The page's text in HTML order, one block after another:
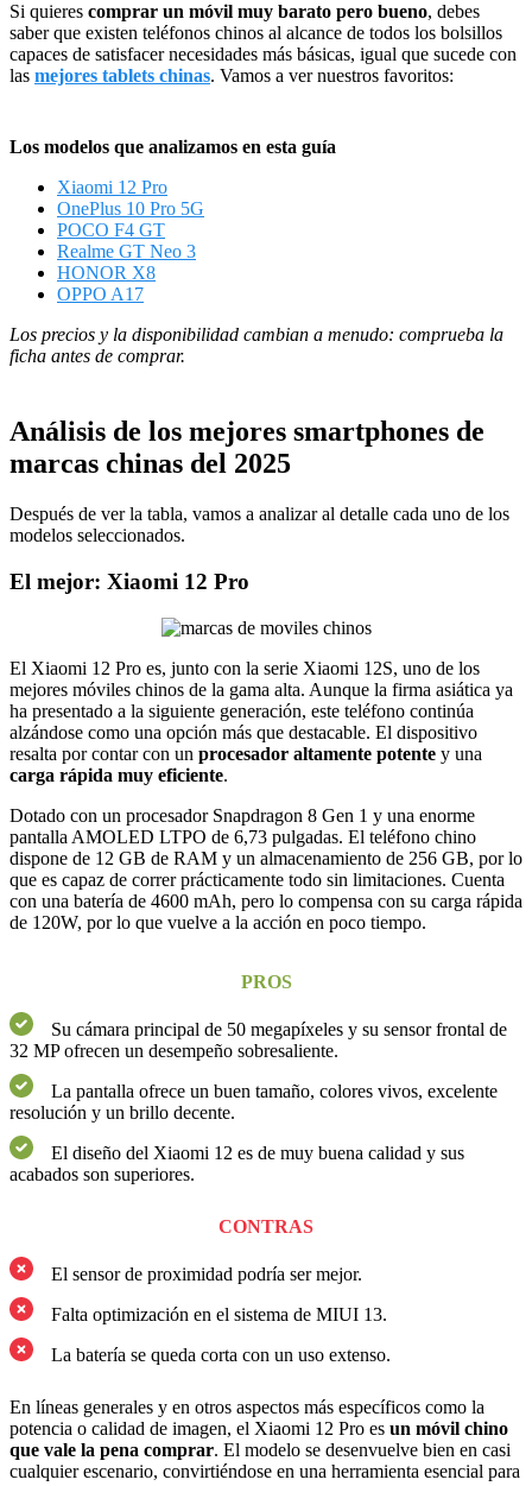
Si quieres comprar un móvil muy barato pero bueno, debes
saber que existen teléfonos chinos al alcance de todos los bolsillos
capaces de satisfacer necesidades más básicas, igual que sucede con
las mejores tablets chinas. Vamos a ver nuestros favoritos:
Los modelos que analizamos en esta guía
Xiaomi 12 Pro
OnePlus 10 Pro 5G
POCO F4 GT
Realme GT Neo 3
HONOR X8
OPPO A17
Los precios y la disponibilidad cambian a menudo: comprueba la
ficha antes de comprar.
Análisis de los mejores smartphones de
marcas chinas del 2025
Después de ver la tabla, vamos a analizar al detalle cada uno de los
modelos seleccionados.
El mejor: Xiaomi 12 Pro
El Xiaomi 12 Pro es, junto con la serie Xiaomi 12S, uno de los
mejores móviles chinos de la gama alta. Aunque la firma asiática ya
ha presentado a la siguiente generación, este teléfono continúa
alzándose como una opción más que destacable. El dispositivo
resalta por contar con un procesador altamente potente y una
carga rápida muy eficiente.
Dotado con un procesador Snapdragon 8 Gen 1 y una enorme
pantalla AMOLED LTPO de 6,73 pulgadas. El teléfono chino
dispone de 12 GB de RAM y un almacenamiento de 256 GB, por lo
que es capaz de correr prácticamente todo sin limitaciones. Cuenta
con una batería de 4600 mAh, pero lo compensa con su carga rápida
de 120W, por lo que vuelve a la acción en poco tiempo.
PROS
Su cámara principal de 50 megapíxeles y su sensor frontal de
32 MP ofrecen un desempeño sobresaliente.
La pantalla ofrece un buen tamaño, colores vivos, excelente
resolución y un brillo decente.
El diseño del Xiaomi 12 es de muy buena calidad y sus
acabados son superiores.
CONTRAS
El sensor de proximidad podría ser mejor.
Falta optimización en el sistema de MIUI 13.
La batería se queda corta con un uso extenso.
En líneas generales y en otros aspectos más específicos como la
potencia o calidad de imagen, el Xiaomi 12 Pro es un móvil chino
que vale la pena comprar. El modelo se desenvuelve bien en casi
cualquier escenario, convirtiéndose en una herramienta esencial para